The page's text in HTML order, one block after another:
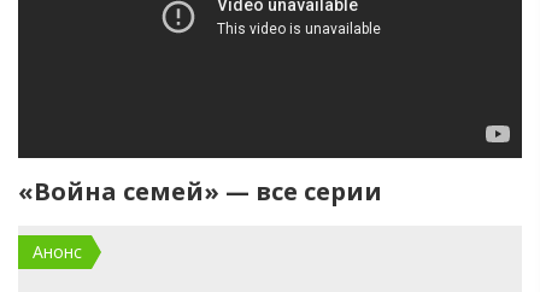
«Война семей» — все серии
Анонс